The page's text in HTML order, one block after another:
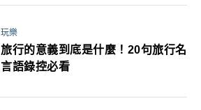
玩樂
旅行的意義到底是什麼！20句旅行名
言語錄控必看